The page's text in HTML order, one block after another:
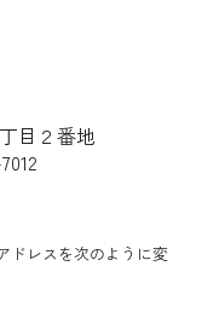
目２番地
ドレスを次のように変